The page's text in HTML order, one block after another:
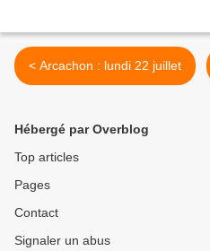
< Arcachon : lundi 22 juillet
Hébergé par Overblog
Top articles
Pages
Contact
Signaler un abus